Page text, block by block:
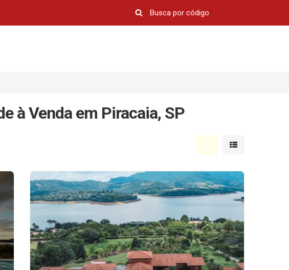
à Venda em Piracaia, SP
Mostrar resultados em
Mostrar